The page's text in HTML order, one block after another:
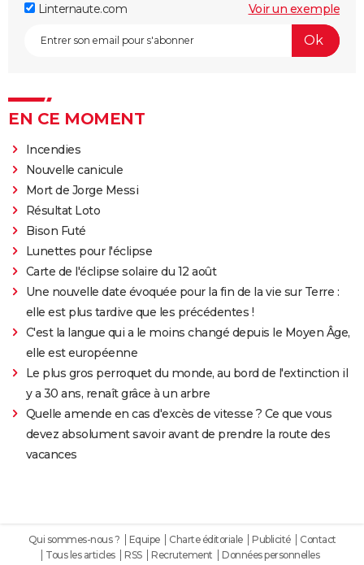
Linternaute.com Voir un exemple
EN CE MOMENT
Incendies
Nouvelle canicule
Mort de Jorge Messi
Résultat Loto
Bison Futé
Lunettes pour l'éclipse
Carte de l'éclipse solaire du 12 août
Une nouvelle date évoquée pour la fin de la vie sur Terre :
elle est plus tardive que les précédentes !
C'est la langue qui a le moins changé depuis le Moyen Âge,
elle est européenne
Le plus gros perroquet du monde, au bord de l'extinction il
y a 30 ans, renaît grâce à un arbre
Quelle amende en cas d'excès de vitesse ? Ce que vous
devez absolument savoir avant de prendre la route des
vacances
Qui sommes-nous ? Equipe Charte éditoriale Publicité
Contact
Tous les articles
RSS Recrutement
Données personnelles